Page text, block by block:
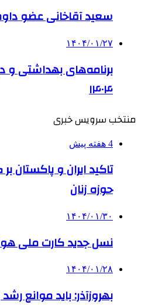
سعید آقاخانی عضو
۱۴۰۴/۰۱/۲۷
برنامه‌های بهداشتی و
۱۴۰۴
منتخب سرویس خبری
4 هفته پیش
تاکید ایران و
حوزه زنان
۱۴۰۴/۰۱/۳۰
نسل جدید کارت ملی
۱۴۰۴/۰۱/۲۸
بهروزآذر: باید موانع